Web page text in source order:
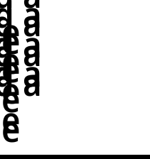
a
a
a
a
a
a